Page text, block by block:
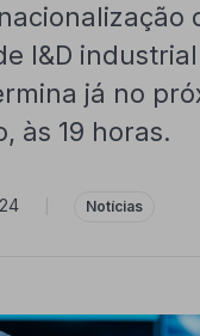
I&D
já no
às 19 horas.
Notícias